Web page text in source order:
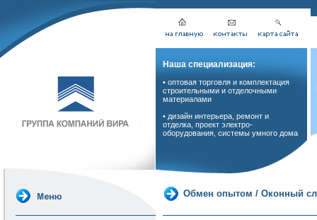
Наша специализация:
• оптовая торговля и комплектация
строительными и отделочными
материалами
• дизайн интерьера, ремонт и
отделка, проект электро-
оборудования, системы умного дома
Обмен опытом / Оконный